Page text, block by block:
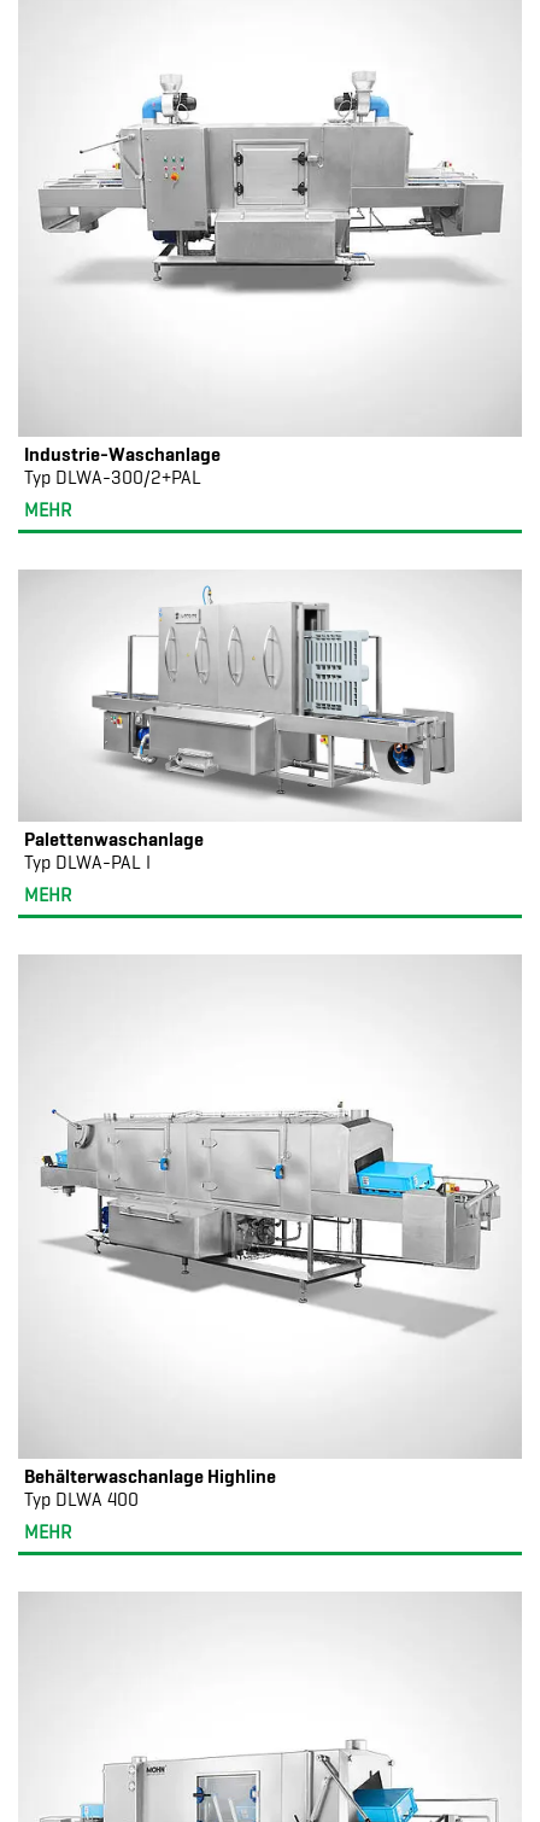
Industrie-Waschanlage
Typ DLWA-300/2+PAL
MEHR
Palettenwaschanlage
Typ DLWA-PAL I
MEHR
Behälterwaschanlage Highline
Typ DLWA 400
MEHR